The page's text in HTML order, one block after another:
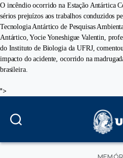
O incêndio ocorrido na Estação Antártica
sérios prejuízos aos trabalhos conduzidos
Tecnologia Antártico de Pesquisas
Antártico, Yocie Yoneshigue Valentin,
do Instituto de Biologia da UFRJ,
impacto do acidente, ocorrido na
brasileira.
">